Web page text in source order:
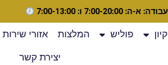
7:00-20:00 ו: 7:00-13:00
פוליש המלצות אזורי שירות
יצירת קשר